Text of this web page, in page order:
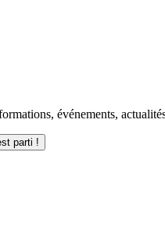
événements,
parti !